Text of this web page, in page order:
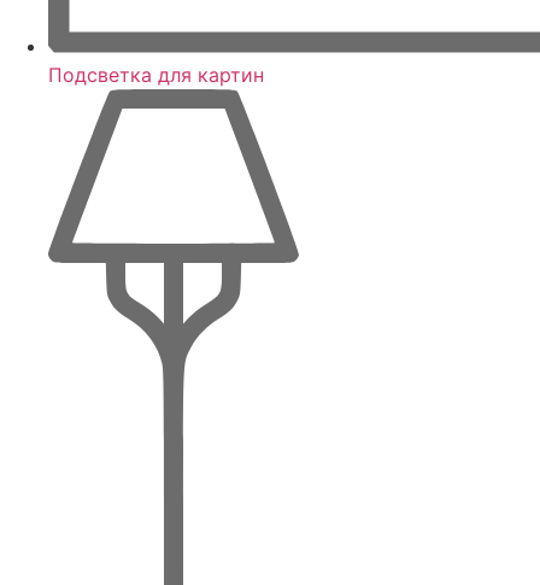
Подсветка для картин